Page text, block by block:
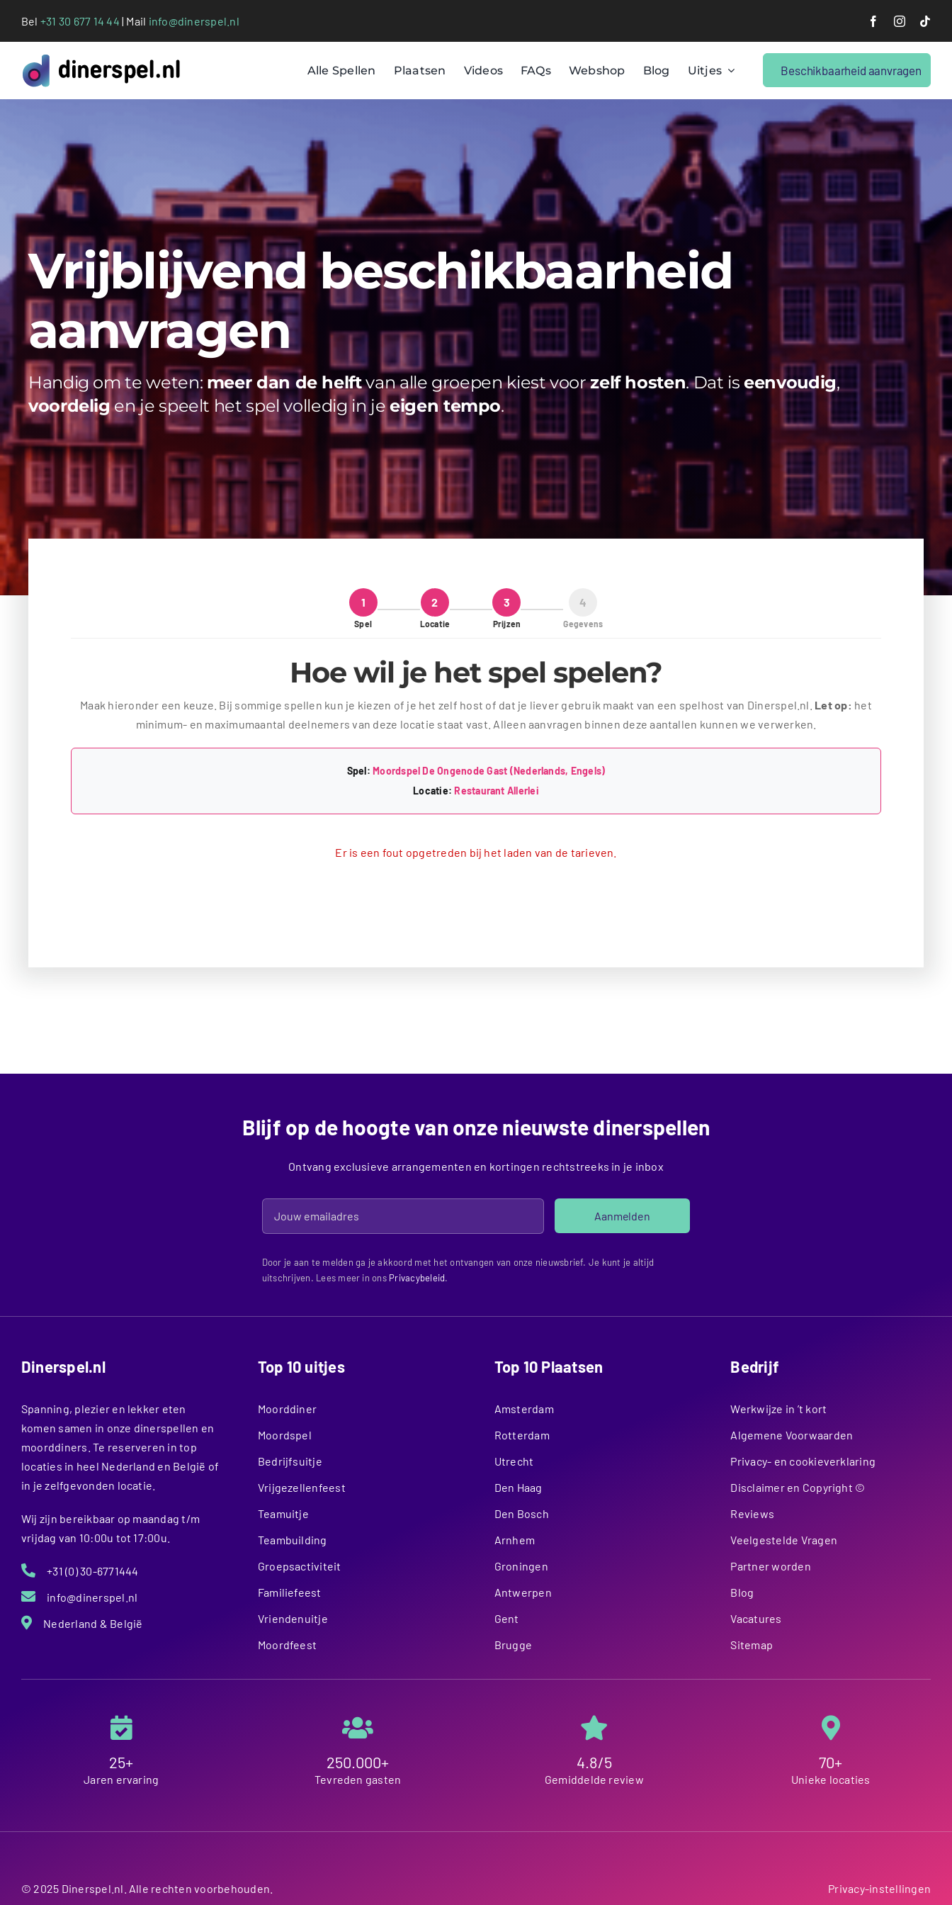
Bel +31 30 677 14 44 | Mail info@dinerspel.nl
Alle Spellen Plaatsen Videos FAQs Webshop Blog Uitjes Beschikbaarheid aanvragen
Vrijblijvend beschikbaarheid
aanvragen
Handig om te weten: meer dan de helftvan alle groepen kiest voorzelf hosten. Dat iseenvoudig,
voordeligen je speelt het spel volledig in jeeigen tempo.
1
Spel
2
Locatie
3
Prijzen
4
Gegevens
Hoe wil je het spel spelen?
Maak hieronder een keuze. Bij sommige spellen kun je kiezen of je het zelf host of dat je liever gebruik maakt van een spelhost van Dinerspel.nl. Let op: het
minimum- en maximumaantal deelnemers van deze locatie staat vast. Alleen aanvragen binnen deze aantallen kunnen we verwerken.
Spel: Moordspel De Ongenode Gast (Nederlands, Engels)
Locatie: Restaurant Allerlei
Er is een fout opgetreden bij het laden van de tarieven.
Blijf op de hoogte van onze nieuwste dinerspellen
Ontvang exclusieve arrangementen en kortingen rechtstreeks in je inbox
Aanmelden
Door je aan te melden ga je akkoord met het ontvangen van onze nieuwsbrief. Je kunt je altijd
uitschrijven. Lees meer in ons Privacybeleid.
Dinerspel.nl
Spanning, plezier en lekker eten
komen samen in onze dinerspellen en
moorddiners. Te reserveren in top
locaties in heel Nederland en België of
in je zelfgevonden locatie.
Wij zijn bereikbaar op maandag t/m
vrijdag van 10:00u tot 17:00u.
+31 (0) 30-6771444
info@dinerspel.nl
Nederland & België
Top 10 uitjes
Moorddiner
Moordspel
Bedrijfsuitje
Vrijgezellenfeest
Teamuitje
Teambuilding
Groepsactiviteit
Familiefeest
Vriendenuitje
Moordfeest
Top 10 Plaatsen
Amsterdam
Rotterdam
Utrecht
Den Haag
Den Bosch
Arnhem
Groningen
Antwerpen
Gent
Brugge
Bedrijf
Werkwijze in ’t kort
Algemene Voorwaarden
Privacy- en cookieverklaring
Disclaimer en Copyright ©
Reviews
Veelgestelde Vragen
Partner worden
Blog
Vacatures
Sitemap
25+
Jaren ervaring
250.000+
Tevreden gasten
4.8/5
Gemiddelde review
70+
Unieke locaties
© 2025 Dinerspel.nl. Alle rechten voorbehouden. Privacy-instellingen